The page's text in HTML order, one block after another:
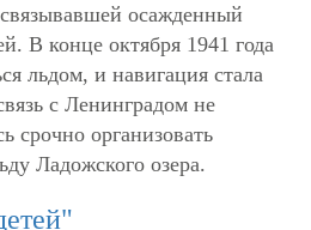
осажденный
В конце октября 1941 года
льдом, и навигация стала
с Ленинградом не
срочно организовать
Ладожского озера.